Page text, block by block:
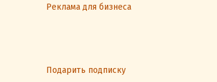
Реклама для бизнеса
Подарить подписку